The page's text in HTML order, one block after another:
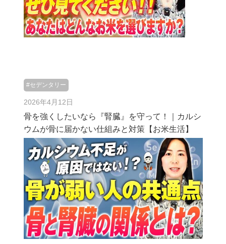
#セデンタリー
2026年4月12日
骨を強くしたいなら『腎臓』を守って！｜カルシ
ウムが骨に届かない仕組みと対策【お米生活】